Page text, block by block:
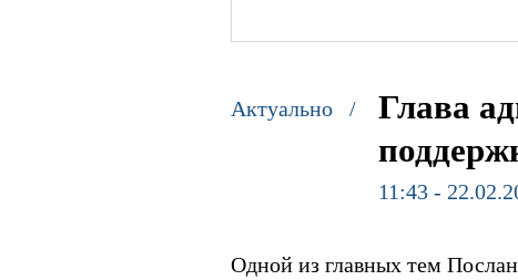
Актуально /
Глава
11:43 -
Одной из главных тем